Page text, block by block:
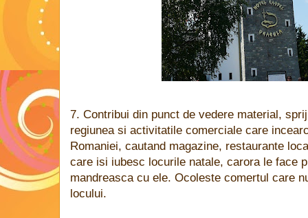
7. Contribui din punct de vedere material,
regiunea si activitatile comerciale care
Romaniei, cautand magazine, restaurante
care isi iubesc locurile natale, carora le face
mandreasca cu ele. Ocoleste comertul care
locului.